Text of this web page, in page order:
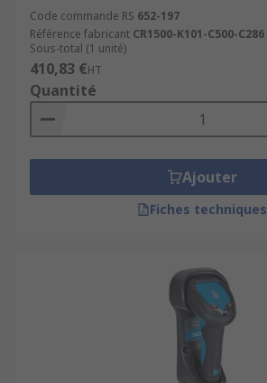
Code commande RS 652-197
Référence fabricant CR1500-K101-C500-C286
Sous-total (1 unité)
410,83 €HT
Quantité
Ajouter
Fiches techniques